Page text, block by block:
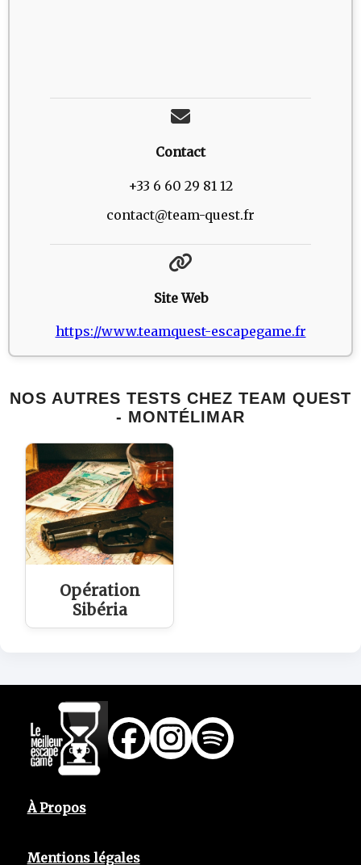
Contact
+33 6 60 29 81 12
contact@team-quest.fr
Site Web
https://www.teamquest-escapegame.fr
NOS AUTRES TESTS CHEZ TEAM QUEST
- MONTÉLIMAR
Opération
Sibéria
À Propos
Mentions légales